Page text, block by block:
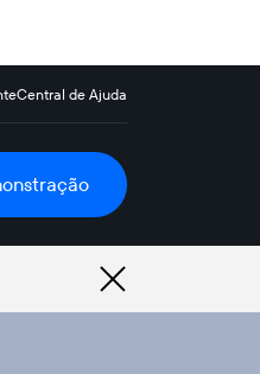
Central de Ajuda